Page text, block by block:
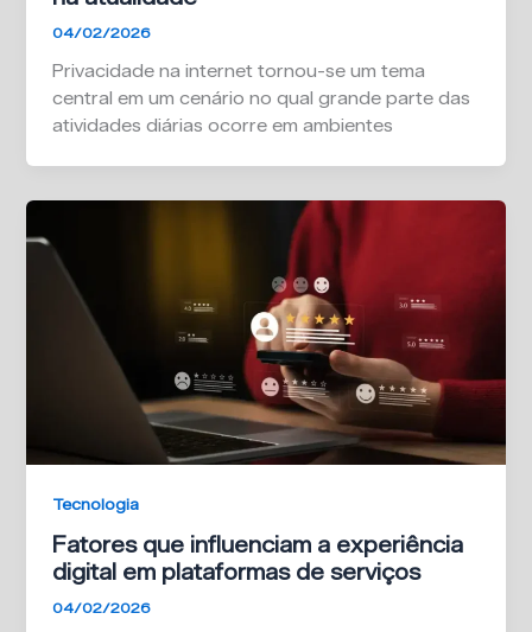
04/02/2026
Privacidade na internet tornou-se um tema
central em um cenário no qual grande parte das
atividades diárias ocorre em ambientes
Tecnologia
Fatores que influenciam a experiência
digital em plataformas de serviços
04/02/2026